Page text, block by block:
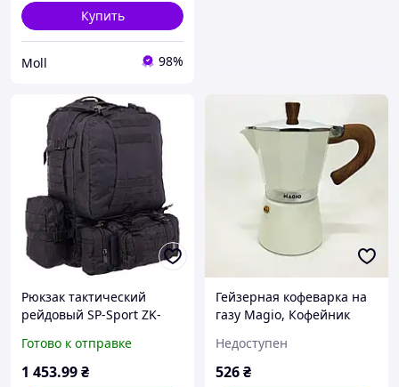
сада
Купить
Moll 98%
Рюкзак тактический
рейдовый SP-Sport ZK-
50х34х15+10см 55л
Черный D5-2026
Готово к отправке
1 453.99₴
Гейзерная кофеварка на
газу Magio, Кофейник
кофеварка для утреннего
кофе ZK-36
Недоступен
526₴